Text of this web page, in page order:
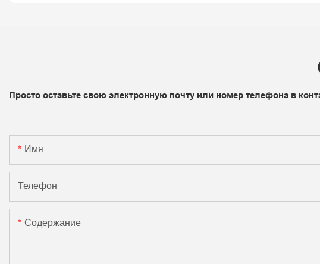
Просто оставьте свою электронную почту или номер телефона в
Имя
Телефон
Содержание